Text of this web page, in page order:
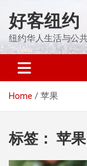
content
好客纽约
纽约华人生活与公
Home 苹果
标签： 苹果